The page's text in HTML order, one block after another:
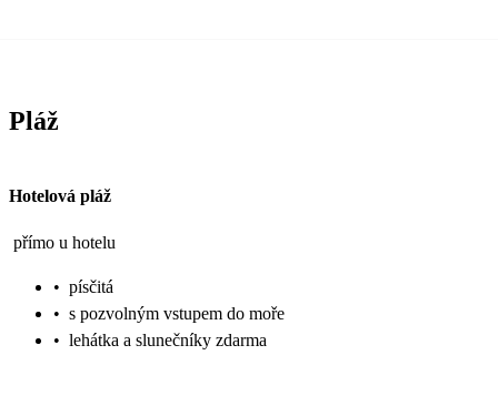
Pláž
Hotelová pláž
přímo u hotelu
• písčitá
• s pozvolným vstupem do moře
• lehátka a slunečníky zdarma